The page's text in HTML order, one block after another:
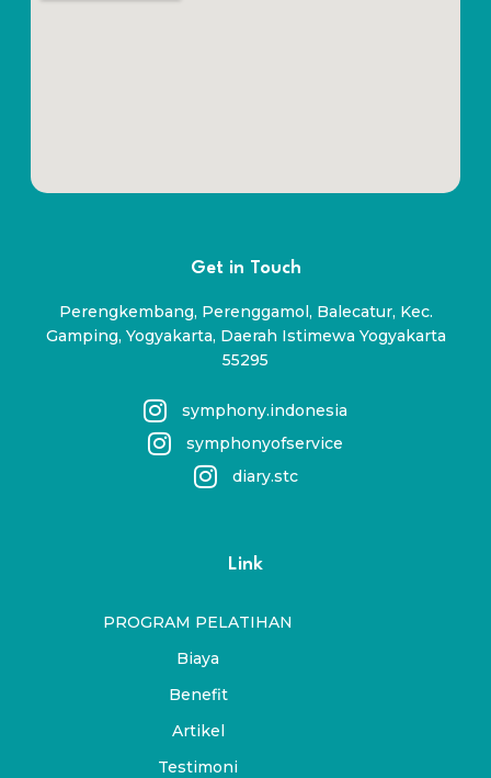
Get in Touch
Perengkembang, Perenggamol, Balecatur, Kec.
Gamping, Yogyakarta, Daerah Istimewa Yogyakarta
55295
symphony.indonesia
symphonyofservice
diary.stc
Link
PROGRAM PELATIHAN
Biaya
Benefit
Artikel
Testimoni